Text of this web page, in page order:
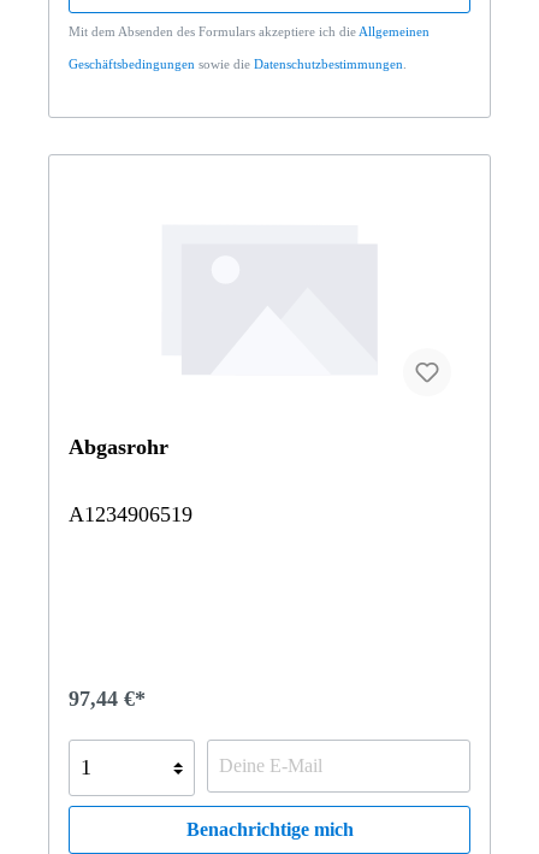
Mit dem Absenden des Formulars akzeptiere ich die Allgemeinen
Geschäftsbedingungen sowie die Datenschutzbestimmungen
Abgasrohr
A1234906519
97,44 €*
Benachrichtige mich